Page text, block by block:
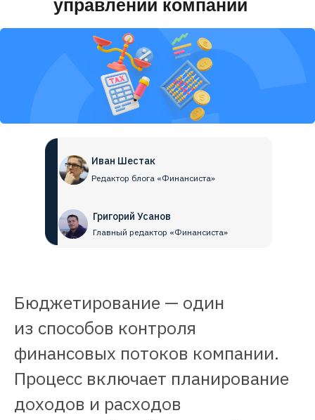
управлении компании
Григорий Усанов
Главный редактор «Финансиста»
Иван Шестак
Редактор блога «Финансиста»
Бюджетирование — один
из способов контроля
финансовых потоков компании.
Процесс включает планирование
доходов и расходов